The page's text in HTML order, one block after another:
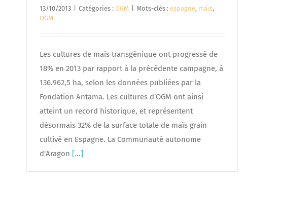
13/10/2013 Catégories : OGM Mots-clés : espagne, maïs,
OGM
Les cultures de maïs transgénique ont progressé de
18% en 2013 par rapport à la précédente campagne, à
136.962,5 ha, selon les données publiées par la
Fondation Antama. Les cultures d'OGM ont ainsi
atteint un record historique, et représentent
désormais 32% de la surface totale de maïs grain
cultivé en Espagne. La Communauté autonome
d'Aragon [...]